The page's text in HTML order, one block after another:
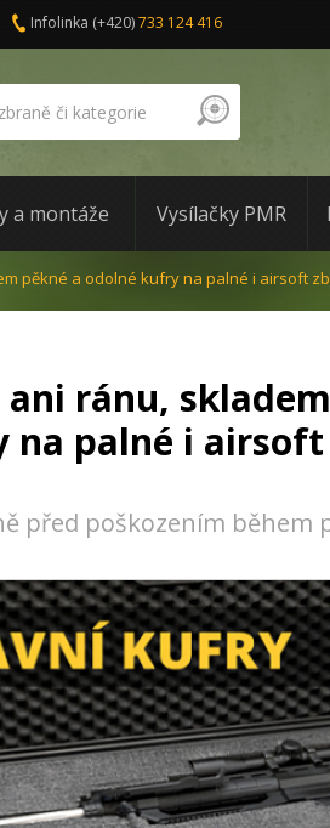
Infolinka (+420)733 124 416
a montáže Vysílačky PMR
pěkné a odolné kufry na palné i airsoft
ani ránu,
na palné i
před poškozením během